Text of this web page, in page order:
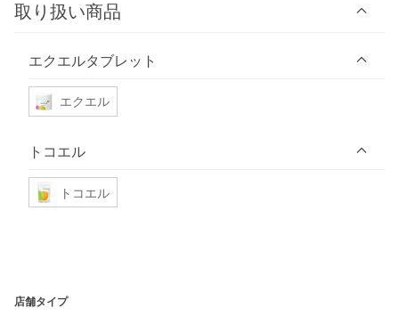
取り扱い商品
エクエルタブレット
エクエル
トコエル
トコエル
店舗タイプ